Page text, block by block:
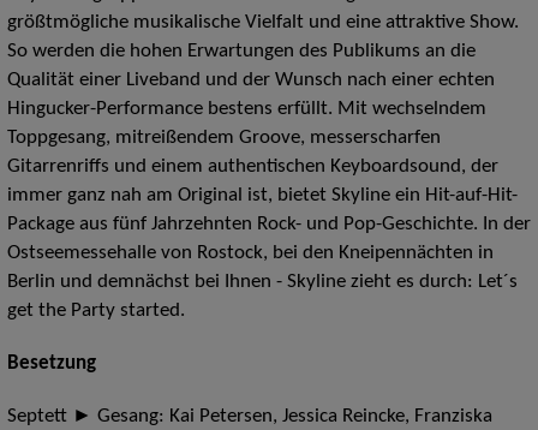
größtmögliche musikalische Vielfalt und eine attraktive Show.
So werden die hohen Erwartungen des Publikums an die
Qualität einer Liveband und der Wunsch nach einer echten
Hingucker-Performance bestens erfüllt. Mit wechselndem
Toppgesang, mitreißendem Groove, messerscharfen
Gitarrenriffs und einem authentischen Keyboardsound, der
immer ganz nah am Original ist, bietet Skyline ein Hit-auf-Hit-
Package aus fünf Jahrzehnten Rock- und Pop-Geschichte. In der
Ostseemessehalle von Rostock, bei den Kneipennächten in
Berlin und demnächst bei Ihnen - Skyline zieht es durch: Let´s
get the Party started.
Besetzung
Septett ► Gesang: Kai Petersen, Jessica Reincke, Franziska